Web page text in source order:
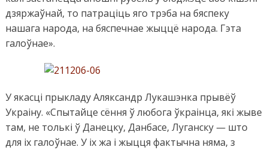
дзяржаўнай, то патраціць яго трэба на бяспеку
нашага народа, на бяспечнае жыццё народа. Гэта
галоўнае».
У якасці прыкладу Аляксандр Лукашэнка прывёў
Украіну. «Спытайце сёння ў любога ўкраінца, які жыве
там, не толькі ў Данецку, Данбасе, Луганску — што
для іх галоўнае. У іх жа і жыцця фактычна няма, з